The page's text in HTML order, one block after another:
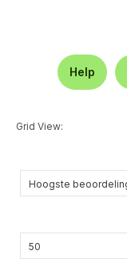
Help
Grid View: